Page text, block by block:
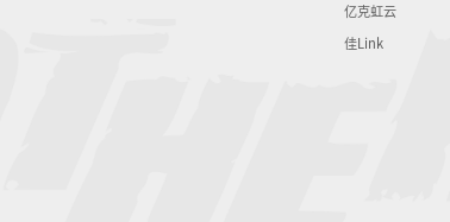
亿克虹云
佳Link